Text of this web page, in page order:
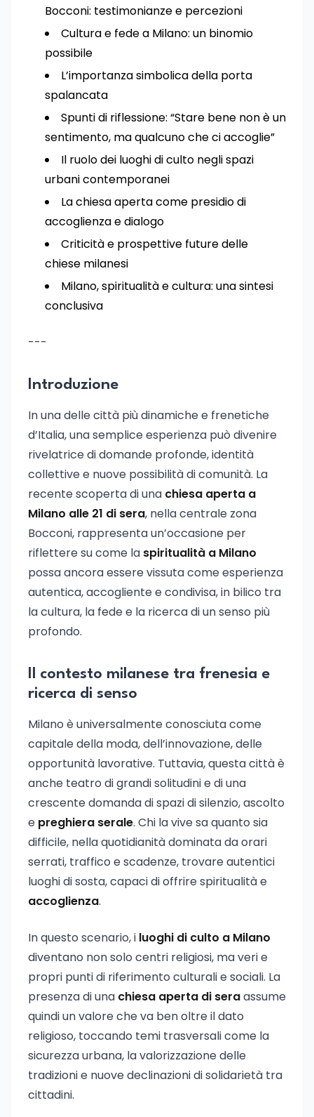
Bocconi: testimonianze e percezioni
Cultura e fede a Milano: un binomio
possibile
L’importanza simbolica della porta
spalancata
Spunti di riflessione: “Stare bene non è un
sentimento, ma qualcuno che ci accoglie”
Il ruolo dei luoghi di culto negli spazi
urbani contemporanei
La chiesa aperta come presidio di
accoglienza e dialogo
Criticità e prospettive future delle
chiese milanesi
Milano, spiritualità e cultura: una sintesi
conclusiva
---
Introduzione
In una delle città più dinamiche e frenetiche
d’Italia, una semplice esperienza può divenire
rivelatrice di domande profonde, identità
collettive e nuove possibilità di comunità. La
recente scoperta di una chiesa aperta a
Milano alle 21 di sera, nella centrale zona
Bocconi, rappresenta un’occasione per
riflettere su come la spiritualità a Milano
possa ancora essere vissuta come esperienza
autentica, accogliente e condivisa, in bilico tra
la cultura, la fede e la ricerca di un senso più
profondo.
Il contesto milanese tra frenesia e
ricerca di senso
Milano è universalmente conosciuta come
capitale della moda, dell’innovazione, delle
opportunità lavorative. Tuttavia, questa città è
anche teatro di grandi solitudini e di una
crescente domanda di spazi di silenzio, ascolto
e preghiera serale. Chi la vive sa quanto sia
difficile, nella quotidianità dominata da orari
serrati, traffico e scadenze, trovare autentici
luoghi di sosta, capaci di offrire spiritualità e
accoglienza.
In questo scenario, i luoghi di culto a Milano
diventano non solo centri religiosi, ma veri e
propri punti di riferimento culturali e sociali. La
presenza di una chiesa aperta di seraassume
quindi un valore che va ben oltre il dato
religioso, toccando temi trasversali come la
sicurezza urbana, la valorizzazione delle
tradizioni e nuove declinazioni di solidarietà tra
cittadini.